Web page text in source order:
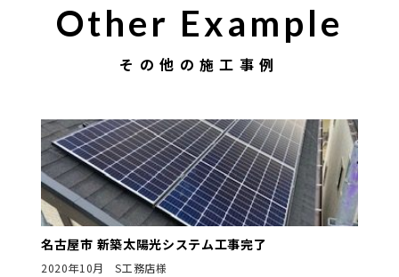
Other Example
その他の施工事例
名古屋市 新築太陽光システム工事完了
2020年10月 S工務店様